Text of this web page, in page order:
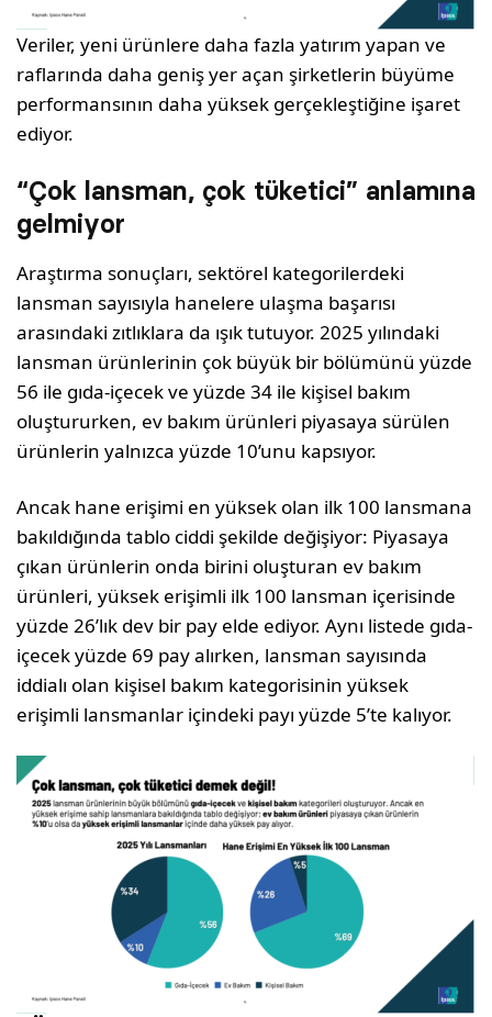
Veriler, yeni ürünlere daha fazla yatırım yapan ve
raflarında daha geniş yer açan şirketlerin büyüme
performansının daha yüksek gerçekleştiğine işaret
ediyor.
“Çok lansman, çok tüketici” anlamına
gelmiyor
Araştırma sonuçları, sektörel kategorilerdeki
lansman sayısıyla hanelere ulaşma başarısı
arasındaki zıtlıklara da ışık tutuyor. 2025 yılındaki
lansman ürünlerinin çok büyük bir bölümünü yüzde
56 ile gıda-içecek ve yüzde 34 ile kişisel bakım
oluştururken, ev bakım ürünleri piyasaya sürülen
ürünlerin yalnızca yüzde 10’unu kapsıyor.
Ancak hane erişimi en yüksek olan ilk 100 lansmana
bakıldığında tablo ciddi şekilde değişiyor: Piyasaya
çıkan ürünlerin onda birini oluşturan ev bakım
ürünleri, yüksek erişimli ilk 100 lansman içerisinde
yüzde 26’lık dev bir pay elde ediyor. Aynı listede gıda-
içecek yüzde 69 pay alırken, lansman sayısında
iddialı olan kişisel bakım kategorisinin yüksek
erişimli lansmanlar içindeki payı yüzde 5’te kalıyor.